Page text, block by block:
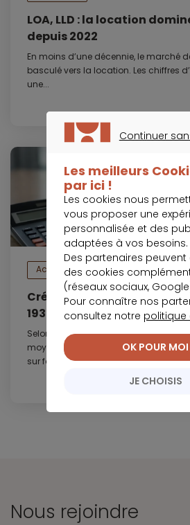
LOA, LLD : la location
depuis 2022
En moins d’une décennie, le marché
basculé vers la location. Les chiffres
une...
Actualités
Crédit immobilier : le prêt
193 948 € en 2025
Selon une étude de l’ACPR publiée fin
moyen emprunté pour un crédit
sur fond de...
Nous rejoindre
Continuer
Les meilleurs
par ici !
Les cookies nous
vous proposer une
personnalisée et des
adaptées à vos besoins.
Des partenaires
des cookies
(réseaux sociaux,
Pour connaître nos
consultez notre politique
JE CHOISIS
OK POUR MOI